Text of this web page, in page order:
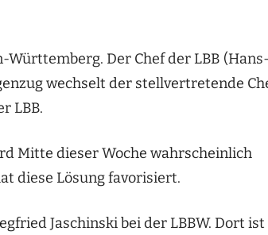
Der Chef der LBB (Hans-
wechselt der stellvertretende
LBB.
Mitte dieser Woche wahrscheinlich
diese Lösung favorisiert.
Jaschinski bei der LBBW. Dort ist